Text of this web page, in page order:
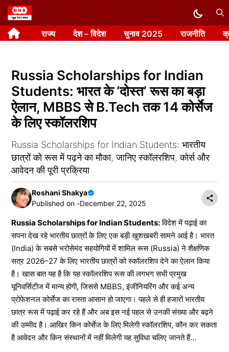
Skip
to
content राज्य देश – विदेश चुनाव 2025 राजनीति
Russia Scholarships for Indian
Students: भारत के ‘दोस्त’ रूस का बड़ा
ऐलान, MBBS से B.Tech तक 14 कोर्सेज
के लिए स्कॉलरशिप
Russia Scholarships for Indian Students: भारतीय
छात्रों को रूस में पढ़ने का मौका, जानिए स्कॉलरशिप, कोर्स और
आवेदन की पूरी प्रक्रिया
Roshani Shakya
Published on -December 22, 2025
Russia Scholarships for Indian Students:विदेश में पढ़ाई का
सपना देख रहे भारतीय छात्रों के लिए एक बड़ी खुशखबरी सामने आई है। भारत
(India) के सबसे भरोसेमंद सहयोगियों में शामिल रूस (Russia) ने शैक्षणिक
सत्र 2026–27 के लिए भारतीय छात्रों को स्कॉलरशिप देने का ऐलान किया
है। खास बात यह है कि यह स्कॉलरशिप रूस की लगभग सभी प्रमुख
यूनिवर्सिटीज में मान्य होगी, जिससे MBBS, इंजीनियरिंग और कई अन्य
प्रोफेशनल कोर्सेज का रास्ता आसान हो जाएगा। पहले से ही हजारों भारतीय
छात्र रूस में पढ़ाई कर रहे हैं और अब इस नई पहल से उनकी संख्या और बढ़ने
की उम्मीद है। आखिर किन कोर्सेज के लिए मिलेगी स्कॉलरशिप, कौन कर सकता
है आवेदन और किन संस्थानों में नहीं मिलेगी यह सुविधा चलिए जानते हैं…